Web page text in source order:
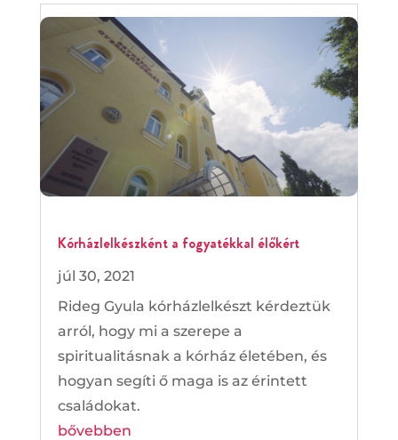
Kórházlelkészként a fogyatékkal élőkért
júl 30, 2021
Rideg Gyula kórházlelkészt kérdeztük
arról, hogy mi a szerepe a
spiritualitásnak a kórház életében, és
hogyan segíti ő maga is az érintett
családokat.
bővebben